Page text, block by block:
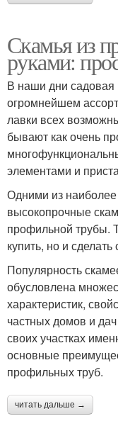
Скамья из
руками:
В наши дни садовая
огромнейшем
лавки всех
бывают как очень
элементами и
Одними из
высокопрочные
профильной трубы.
купить, но и
Популярность
обусловлена
характеристик,
частных домов и
своих участках
основные
профильных труб.
читать дальше →